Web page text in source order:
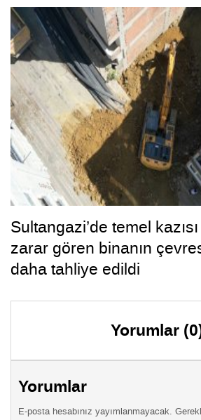
Sultangazi’de temel
zarar gören binanın
daha tahliye edildi
Yorumlar
Yorumlar
E-posta hesabınız yayımlanmayacak.